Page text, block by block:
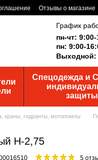
Отзывы о магазине
График
пн-чт:
пн: 9:00-
Выходной:
Спецодежда и
защиты
краны, гидранты, мотопомпы
Н-2,75
5